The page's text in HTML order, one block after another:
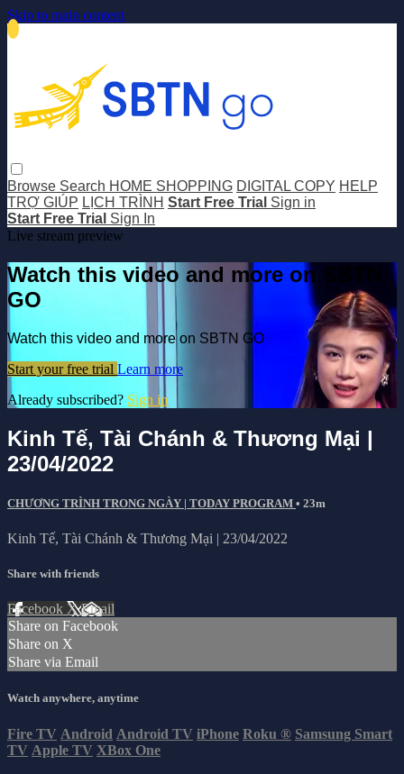
Skip to main content
Browse Search HOME SHOPPING DIGITAL COPY HELP
TRỢ GIÚP LỊCH TRÌNH Start Free Trial Sign in
Start Free Trial Sign In
Live stream preview
Watch this video and more on SBTN
GO
Watch this video and more on SBTN GO
Start your free trial Learn more
Already subscribed? Sign in
Kinh Tế, Tài Chánh & Thương Mại |
23/04/2022
CHƯƠNG TRÌNH TRONG NGÀY | TODAY PROGRAM • 23m
Kinh Tế, Tài Chánh & Thương Mại | 23/04/2022
Share with friends
Facebook XEmail
Share on Facebook
Share on X
Share via Email
Watch anywhere, anytime
Fire TV Android Android TV iPhone Roku ® Samsung Smart
TV Apple TV XBox One